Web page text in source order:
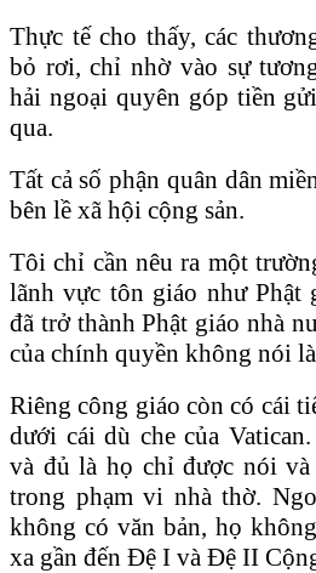
Thực tế cho thấy, các
bỏ rơi, chỉ nhờ vào sự
hải ngoại quyên góp tiền
qua.
Tất cả số phận quân dân
bên lề xã hội cộng sản.
Tôi chỉ cần nêu ra một
lãnh vực tôn giáo như Phật
đã trở thành Phật giáo nhà
của chính quyền không nói
Riêng công giáo còn có cái
dưới cái dù che của
và đủ là họ chỉ được nói và
trong phạm vi nhà thờ.
không có văn bản, họ
xa gần đến Đệ I và Đệ II